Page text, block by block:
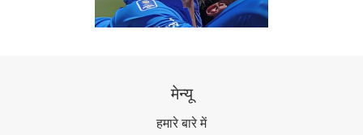
मेन्यू
हमारे बारे में